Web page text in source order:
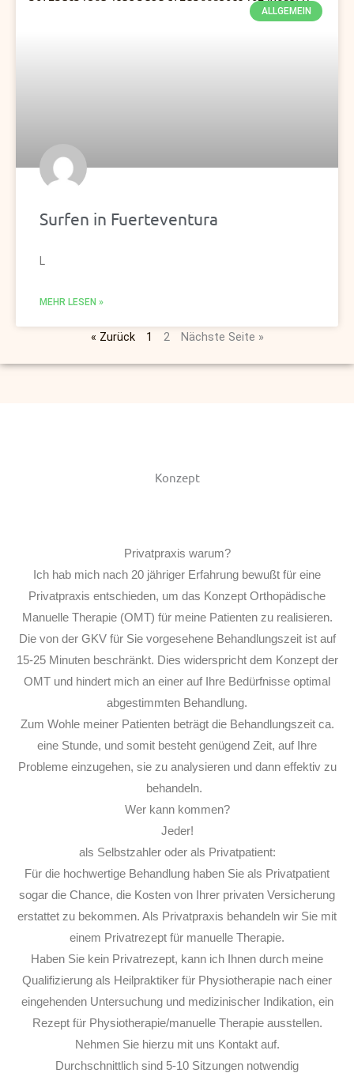
ALLGEMEIN
Surfen in Fuerteventura
MEHR LESEN »
« Zurück 1 2 Nächste Seite »
Konzept
Privatpraxis warum?
Ich hab mich nach 20 jähriger Erfahrung bewußt für eine
Privatpraxis entschieden, um das Konzept Orthopädische
Manuelle Therapie (OMT) für meine Patienten zu realisieren.
Die von der GKV für Sie vorgesehene Behandlungszeit ist auf
15-25 Minuten beschränkt. Dies widerspricht dem Konzept der
OMT und hindert mich an einer auf Ihre Bedürfnisse optimal
abgestimmten Behandlung.
Zum Wohle meiner Patienten beträgt die Behandlungszeit ca.
eine Stunde, und somit besteht genügend Zeit, auf Ihre
Probleme einzugehen, sie zu analysieren und dann effektiv zu
behandeln.
Wer kann kommen?
Jeder!
als Selbstzahler oder als Privatpatient:
Für die hochwertige Behandlung haben Sie als Privatpatient
sogar die Chance, die Kosten von Ihrer privaten Versicherung
erstattet zu bekommen. Als Privatpraxis behandeln wir Sie mit
einem Privatrezept für manuelle Therapie.
Haben Sie kein Privatrezept, kann ich Ihnen durch meine
Qualifizierung als Heilpraktiker für Physiotherapie nach einer
eingehenden Untersuchung und medizinischer Indikation, ein
Rezept für Physiotherapie/manuelle Therapie ausstellen.
Nehmen Sie hierzu mit uns Kontakt auf.
Durchschnittlich sind 5-10 Sitzungen notwendig